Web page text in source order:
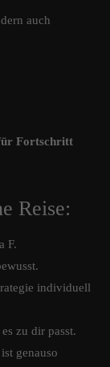
auch
Fortschritt
Reise:
F.
individuell
zu dir passt.
genauso